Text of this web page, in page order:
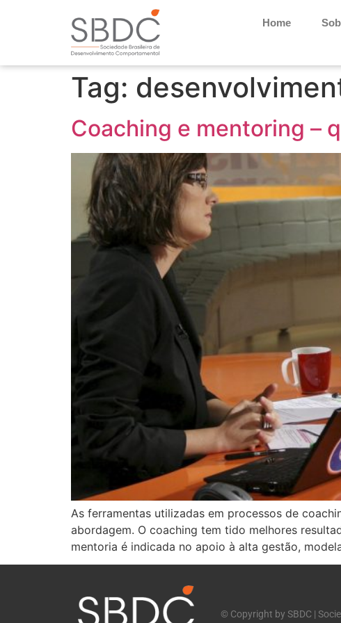
Home
Tag:
Coaching e mentoring –
As ferramentas utilizadas em processos de
abordagem. O coaching tem tido melhores
mentoria é indicada no apoio à alta gestão,
© Copyright by SBDC |